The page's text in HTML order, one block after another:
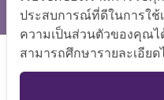
การ
ประสบการณ์ที่ดีในการใช้
ความเป็นส่วนตัวของคุณ
สามารถศึกษารายละเอียด